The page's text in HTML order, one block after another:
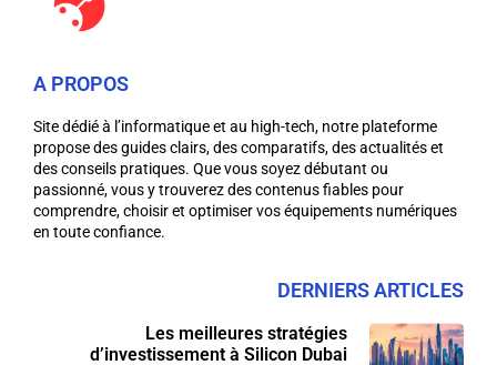
A PROPOS
Site dédié à l’informatique et au high-tech, notre plateforme
propose des guides clairs, des comparatifs, des actualités et
des conseils pratiques. Que vous soyez débutant ou
passionné, vous y trouverez des contenus fiables pour
comprendre, choisir et optimiser vos équipements numériques
en toute confiance.
DERNIERS ARTICLES
Les meilleures stratégies
d’investissement à Silicon Dubai